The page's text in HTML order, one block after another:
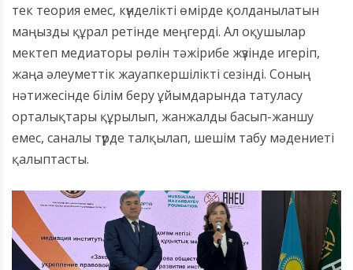
тек теория емес, күнделікті өмірде қолданылатын
маңызды құрал ретінде меңгерді. Ал оқушылар
мектеп медиаторы рөлін тәжірибе жүзінде игеріп,
жаңа әлеуметтік жауапкершілікті сезінді. Соның
нәтижесінде білім беру ұйымдарында татуласу
орталықтары құрылып, жанжалды басып-жаншу
емес, саналы түрде талқылап, шешім табу мәдениеті
қалыптасты.